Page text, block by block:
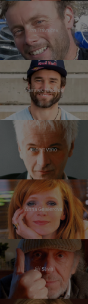
Jan Trávníček
Vavřinec Hradilek
Robert Vano
Anna Geislerová
Jiří Stivín